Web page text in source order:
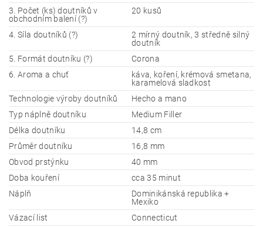
3. Počet (ks) doutníků v
obchodním balení (?)
20 kusů
4. Síla doutníků (?)
2 mírný doutník, 3 středně silný
doutník
5. Formát doutníku (?)
Corona
6. Aroma a chuť
káva, koření, krémová smetana,
karamelová sladkost
Technologie výroby doutníků
Hecho a mano
Typ náplně doutníku
Medium Filler
Délka doutníku
14,8 cm
Průměr doutníku
16,8 mm
Obvod prstýnku
40 mm
Doba kouření
cca 35 minut
Náplň
Dominikánská republika +
Mexiko
Vázací list
Connecticut